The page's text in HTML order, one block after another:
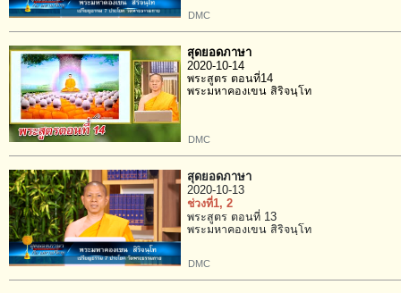
DMC
สุดยอดภาษา
2020-10-14
พระสูตร ตอนที่14
พระมหาคองเขน สิริจนฺโท
DMC
สุดยอดภาษา
2020-10-13
ช่วงที่1, 2
พระสูตร ตอนที่ 13
พระมหาคองเขน สิริจนฺโท
DMC